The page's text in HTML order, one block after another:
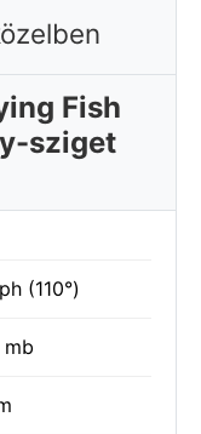
Fish
sziget
(110°)
mb